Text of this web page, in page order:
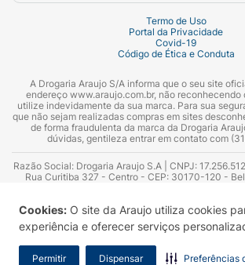
Cookies: O site da Araujo utiliza cookies
experiência e oferecer serviços
Permitir Dispensar Preferências
Termo de Uso
Portal da Privacidade
Covid-19
Código de Ética e Conduta
A Drogaria Araujo S/A informa que o seu site
endereço www.araujo.com.br, não reconhecendo
utilize indevidamente da sua marca. Para sua
que não sejam realizadas compras em sites
de forma fraudulenta da marca da Drogaria
dúvidas, gentileza entrar em contato com
Razão Social: Drogaria Araujo S.A | CNPJ:
Rua Curitiba 327 - Centro - CEP: 30170-120 -
Azevedo Guimarães – CRF 10.965 | Yasmin Silva
Consultor substituto: Thiago Aguiar Pinheiro -
Sanitário: 2025020713 | Autorização de